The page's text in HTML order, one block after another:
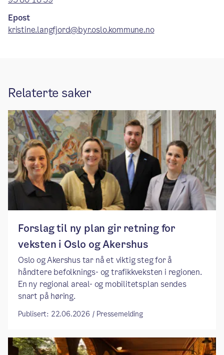
Epost
kristine.langfjord@byr.oslo.kommune.no
Relaterte saker
Forslag til ny plan gir retning for
veksten i Oslo og Akershus
Oslo og Akershus tar nå et viktig steg for å
håndtere befolknings- og trafikkveksten i regionen.
En ny regional areal- og mobilitetsplan sendes
snart på høring.
Publisert: 22.06.2026 / Pressemelding